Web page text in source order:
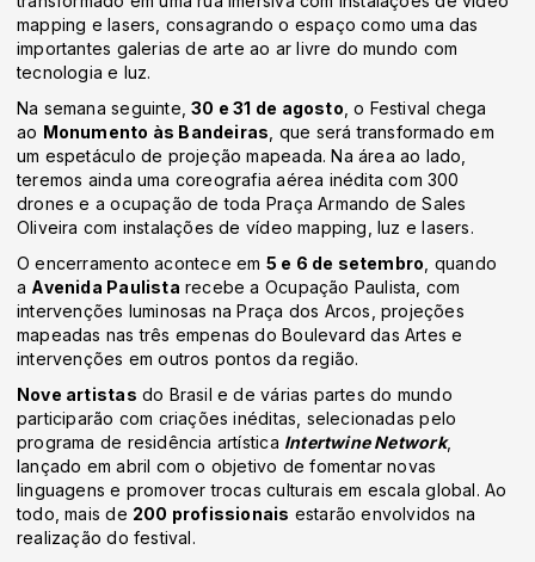
mapping e lasers, consagrando o espaço como uma das
importantes galerias de arte ao ar livre do mundo com
tecnologia e luz.
Na semana seguinte,30 e 31 de agosto , o Festival chega
ao Monumento às Bandeiras , que será transformado em
um espetáculo de projeção mapeada. Na área ao lado,
teremos ainda uma coreografia aérea inédita com 300
drones e a ocupação de toda Praça Armando de Sales
Oliveira com instalações de vídeo mapping, luz e lasers.
O encerramento acontece em 5 e 6 de setembro , quando
a Avenida Paulista recebe a Ocupação Paulista, com
intervenções luminosas na Praça dos Arcos, projeções
mapeadas nas três empenas do Boulevard das Artes e
intervenções em outros pontos da região.
Nove artistas do Brasil e de várias partes do mundo
participarão com criações inéditas, selecionadas pelo
programa de residência artística Intertwine Network,
lançado em abril com o objetivo de fomentar novas
linguagens e promover trocas culturais em escala global. Ao
todo, mais de 200 profissionais estarão envolvidos na
realização do festival.